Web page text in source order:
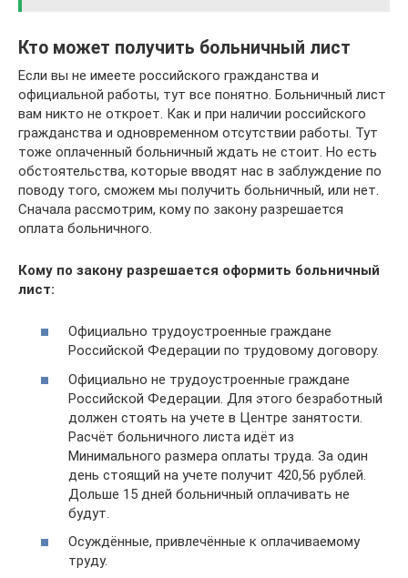
Кто может получить больничный лист
Если вы не имеете российского гражданства и
официальной работы, тут все понятно. Больничный лист
вам никто не откроет. Как и при наличии российского
гражданства и одновременном отсутствии работы. Тут
тоже оплаченный больничный ждать не стоит. Но есть
обстоятельства, которые вводят нас в заблуждение по
поводу того, сможем мы получить больничный, или нет.
Сначала рассмотрим, кому по закону разрешается
оплата больничного.
Кому по закону разрешается оформить больничный
лист:
Официально трудоустроенные граждане
Российской Федерации по трудовому договору.
Официально не трудоустроенные граждане
Российской Федерации. Для этого безработный
должен стоять на учете в Центре занятости.
Расчёт больничного листа идёт из
Минимального размера оплаты труда. За один
день стоящий на учете получит 420,56 рублей.
Дольше 15 дней больничный оплачивать не
будут.
Осуждённые, привлечённые к оплачиваемому
труду.